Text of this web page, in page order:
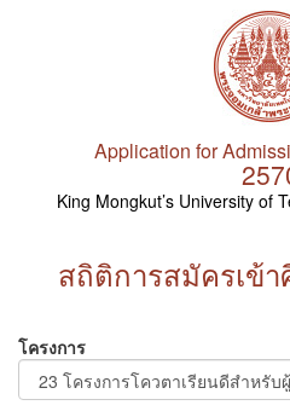
Application for
King Mongkut’s University of
สถิติการสมัครเข้
โครงการ